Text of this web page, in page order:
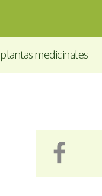
plantas medicinales